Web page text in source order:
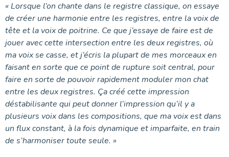
« Lorsque l’on chante dans le registre classique, on essaye
de créer une harmonie entre les registres, entre la voix de
tête et la voix de poitrine. Ce que j’essaye de faire est de
jouer avec cette intersection entre les deux registres, où
ma voix se casse, et j’écris la plupart de mes morceaux en
faisant en sorte que ce point de rupture soit central, pour
faire en sorte de pouvoir rapidement moduler mon chat
entre les deux registres. Ça créé cette impression
déstabilisante qui peut donner l’impression qu’il y a
plusieurs voix dans les compositions, que ma voix est dans
un flux constant, à la fois dynamique et imparfaite, en train
de s’harmoniser toute seule. »